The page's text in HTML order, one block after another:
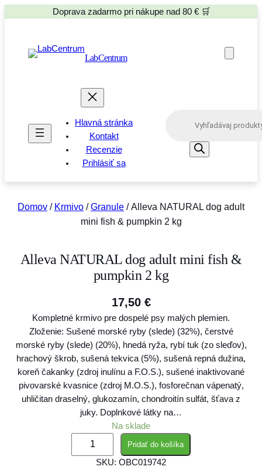
Doprava zadarmo pri nákupe nad 80 € 🛒
LabCentrum
Hlavná stránka
Kontakt
Recenzie
Prihlásiť sa
s
e
r
Domov / Krmivo /Granule / Alleva NATURAL dog adult
mini fish & pumpkin 2 kg
Alleva NATURAL dog adult mini fish &
pumpkin 2 kg
17,50 €
Kompletné krmivo pre dospelé psy malých plemien.
Zloženie: Sušené morské ryby (slede) (32%), čerstvé
morské ryby (slede) (20%), hnedá ryža, rybí tuk (zo sleďov),
hrachový škrob, sušená tekvica (5%), sušená repná dužina,
koreň čakanky (zdroj inulínu a F.O.S.), sušené inaktivované
pivovarské kvasnice (zdroj M.O.S.), fosforečnan vápenatý,
uhličitan draselný, glukozamín, chondroitín sulfát, šťava z
juky. Doplnkové látky na…
Na sklade
Pridať do košíka
SKU: OBC019742